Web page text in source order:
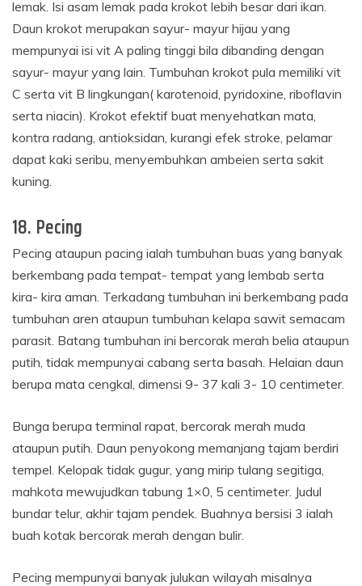
lemak. Isi asam lemak pada krokot lebih besar dari ikan.
Daun krokot merupakan sayur- mayur hijau yang
mempunyai isi vit A paling tinggi bila dibanding dengan
sayur- mayur yang lain. Tumbuhan krokot pula memiliki vit
C serta vit B lingkungan( karotenoid, pyridoxine, riboflavin
serta niacin). Krokot efektif buat menyehatkan mata,
kontra radang, antioksidan, kurangi efek stroke, pelamar
dapat kaki seribu, menyembuhkan ambeien serta sakit
kuning.
18. Pecing
Pecing ataupun pacing ialah tumbuhan buas yang banyak
berkembang pada tempat- tempat yang lembab serta
kira- kira aman. Terkadang tumbuhan ini berkembang pada
tumbuhan aren ataupun tumbuhan kelapa sawit semacam
parasit. Batang tumbuhan ini bercorak merah belia ataupun
putih, tidak mempunyai cabang serta basah. Helaian daun
berupa mata cengkal, dimensi 9- 37 kali 3- 10 centimeter.
Bunga berupa terminal rapat, bercorak merah muda
ataupun putih. Daun penyokong memanjang tajam berdiri
tempel. Kelopak tidak gugur, yang mirip tulang segitiga,
mahkota mewujudkan tabung 1×0, 5 centimeter. Judul
bundar telur, akhir tajam pendek. Buahnya bersisi 3 ialah
buah kotak bercorak merah dengan bulir.
Pecing mempunyai banyak julukan wilayah misalnya